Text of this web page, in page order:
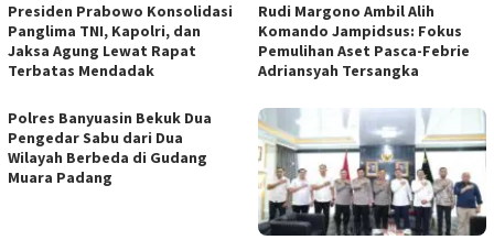
Presiden Prabowo Konsolidasi
Panglima TNI, Kapolri, dan
Jaksa Agung Lewat Rapat
Terbatas Mendadak
Rudi Margono Ambil Alih
Komando Jampidsus: Fokus
Pemulihan Aset Pasca-Febrie
Adriansyah Tersangka
Polres Banyuasin Bekuk Dua
Pengedar Sabu dari Dua
Wilayah Berbeda di Gudang
Muara Padang